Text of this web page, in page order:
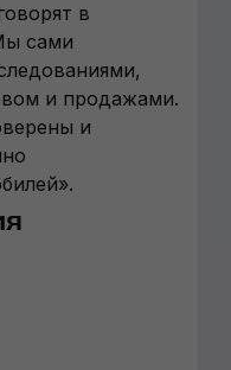
в
сами
и продажами.
и